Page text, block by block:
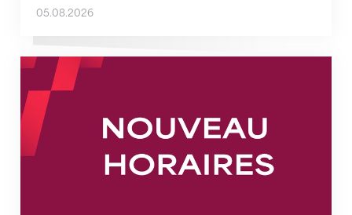
05.08.2026
Nouveaux horaires du secrétariat dès le 1er août